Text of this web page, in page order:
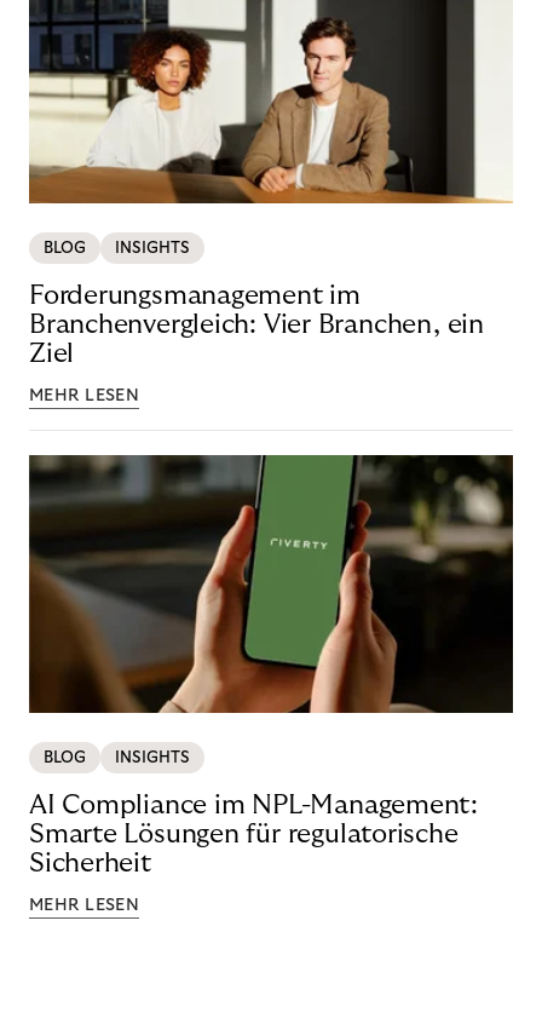
BLOG INSIGHTS
Forderungsmanagement im
Branchenvergleich: Vier Branchen, ein
Ziel
MEHR LESEN
BLOG INSIGHTS
AI Compliance im NPL-Management:
Smarte Lösungen für regulatorische
Sicherheit
MEHR LESEN